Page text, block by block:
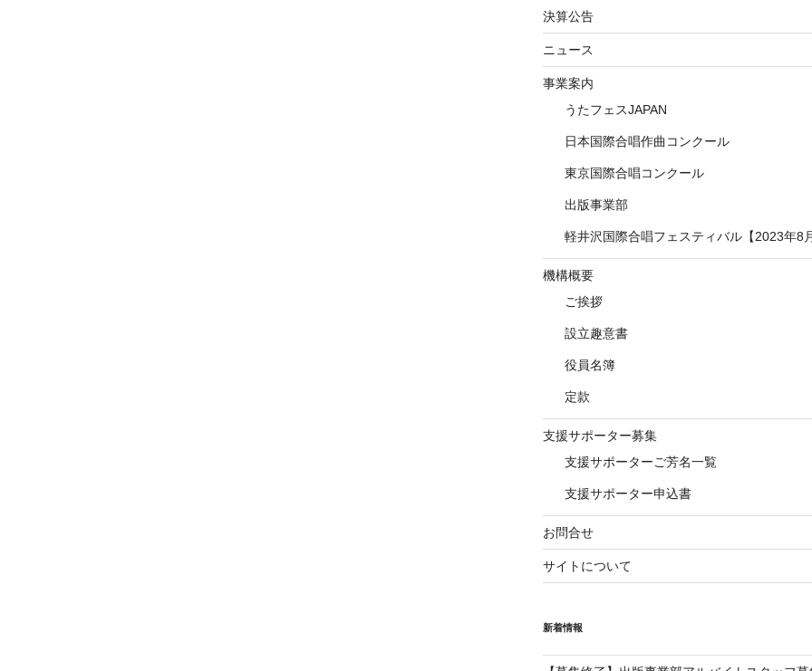
決算公告
ニュース
事業案内
うたフェスJAPAN
日本国際合唱作曲コンクール
東京国際合唱コンクール
出版事業部
軽井沢国際合唱フェスティバル【2023年8
機構概要
ご挨拶
設立趣意書
役員名簿
定款
支援サポーター募集
支援サポーターご芳名一覧
支援サポーター申込書
お問合せ
サイトについて
新着情報